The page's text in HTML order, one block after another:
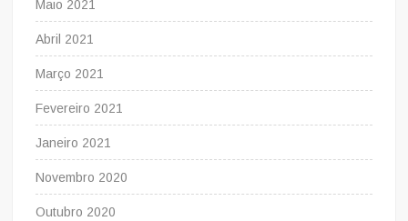
Maio 2021
Abril 2021
Março 2021
Fevereiro 2021
Janeiro 2021
Novembro 2020
Outubro 2020